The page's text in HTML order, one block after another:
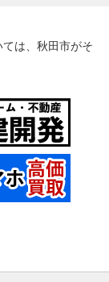
は、秋田市がそ